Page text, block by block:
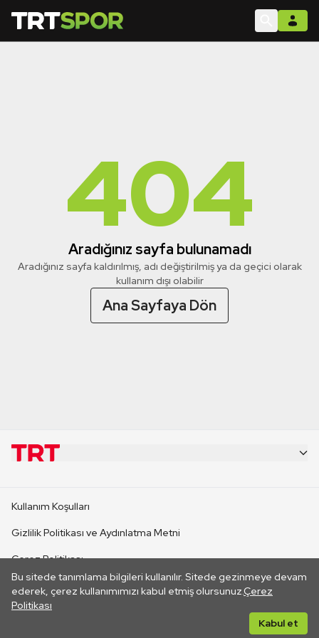
404
Aradığınız sayfa bulunamadı
Aradığınız sayfa kaldırılmış, adı değiştirilmiş ya da geçici olarak
kullanım dışı olabilir
Ana Sayfaya Dön
Bu sitede tanımlama bilgileri kullanılır. Sitede gezinmeye devam
ederek, çerez kullanımımızı kabul etmiş olursunuz.Çerez
Politikası
Kabul et
CANLI YAYINLAR
Kullanım Koşulları
Gizlilik Politikası ve Aydınlatma Metni
Çerez Politikası
İletişim
Her hakkı saklıdır. ©2026 TRT. Bağlantı yoluyla gidilen dış